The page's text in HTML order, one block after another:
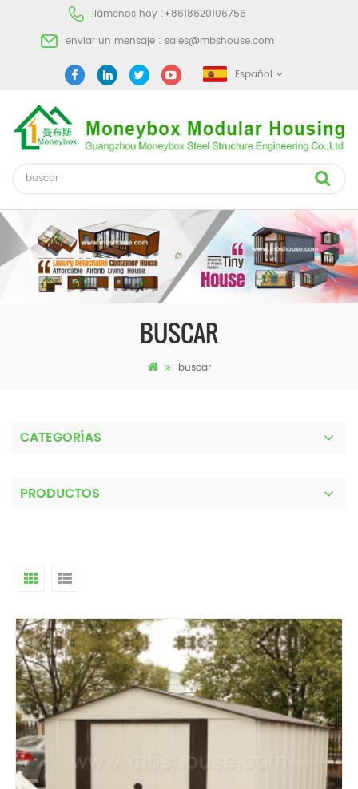
llámenos hoy :+8618620106756
enviar un mensaje : sales@mbshouse.com
Español
BUSCAR
buscar
CATEGORÍAS
PRODUCTOS